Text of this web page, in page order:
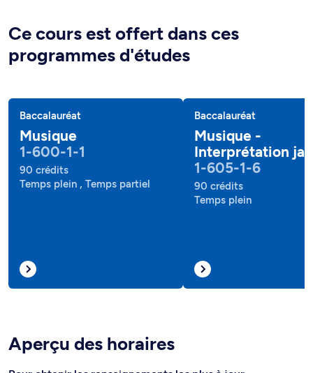
Ce cours est offert dans ces
programmes d'études
Baccalauréat
Musique
1-600-1-1
90 crédits
Temps plein , Temps partiel
Baccalauréat
Musique -
Interprétation
1-605-1-6
90 crédits
Temps plein
Aperçu des horaires